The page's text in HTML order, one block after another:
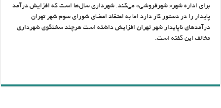
برای اداره شهر« شهرفروشی» می‌کند. شهرداری سال‌ها است که افزایش درآمد
پایدار را در دستور کار دارد اما به اعتقاد اعضای شورای سوم شهر تهران
درآمدهای ناپایدار شهر تهران افزایش داشته است هرچند سخنگوی شهرداری
مخالف این گفته است.